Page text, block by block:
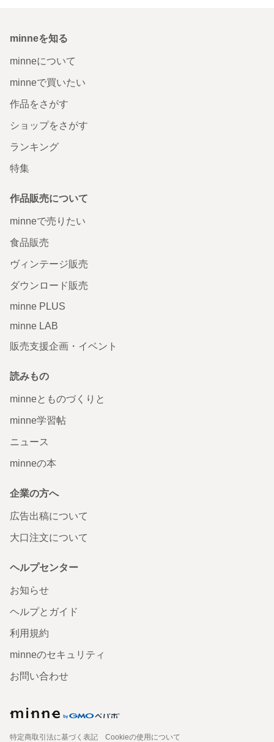
minneを知る
minneについて
minneで買いたい
作品をさがす
ショップをさがす
ランキング
特集
作品販売について
minneで売りたい
食品販売
ヴィンテージ販売
ダウンロード販売
minne PLUS
minne LAB
販売支援企画・イベント
読みもの
minneとものづくりと
minne学習帖
ニュース
minneの本
企業の方へ
広告出稿について
大口注文について
ヘルプセンター
お知らせ
ヘルプとガイド
利用規約
minneのセキュリティ
お問い合わせ
特定商取引法に基づく表記
Cookieの使用について